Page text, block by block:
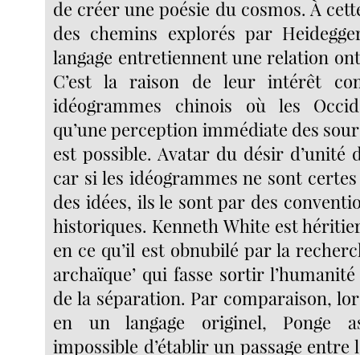
de créer une poésie du cosmos. À
des chemins explorés par
langage entretiennent une relation
C’est la raison de leur intérêt
idéogrammes chinois où les
qu’une perception immédiate des
est possible. Avatar du désir d’unité
car si les idéogrammes ne sont
des idées, ils le sont par des
historiques. Kenneth White est
en ce qu’il est obnubilé par la
archaïque’ qui fasse sortir
de la séparation. Par comparaison,
en un langage originel, Ponge
impossible d’établir un passage